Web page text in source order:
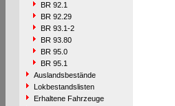
BR 92.1
BR 92.29
BR 93.1-2
BR 93.80
BR 95.0
BR 95.1
Auslandsbestände
Lokbestandslisten
Erhaltene Fahrzeuge